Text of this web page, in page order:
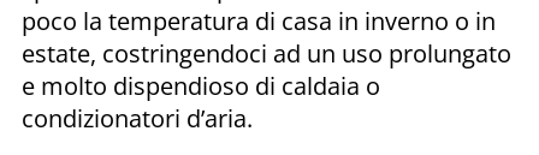
poco la temperatura di casa in inverno o in
estate, costringendoci ad un uso prolungato
e molto dispendioso di caldaia o
condizionatori d’aria.